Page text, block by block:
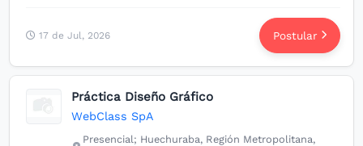
17 de Jul, 2026 Postular
Práctica Diseño Gráfico
WebClass SpA
Presencial; Huechuraba, Región Metropolitana,